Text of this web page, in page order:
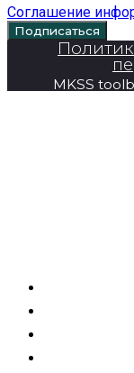
Соглашение
Подписаться
MKSS